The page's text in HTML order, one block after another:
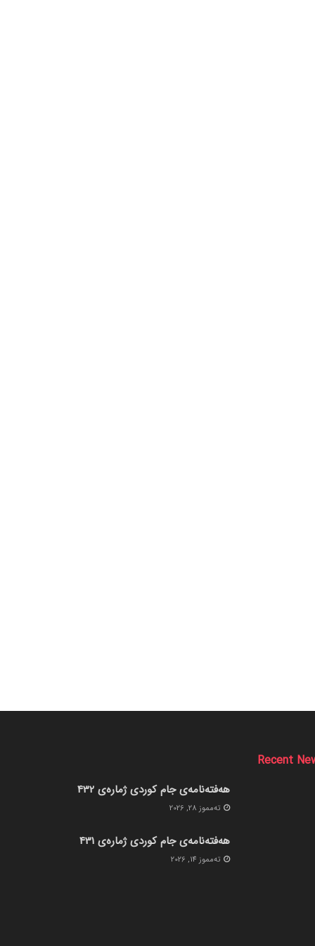
Recent
هەفتەنامەی جام کوردی ژمارەی 432
ته‌مموز 28, 2026
هەفتەنامەی جام کوردی ژمارەی 431
ته‌مموز 14, 2026